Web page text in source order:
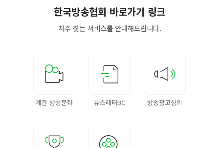
한국방송협회 바로가기 링크
자주 찾는 서비스를안내해드립니다.
계간 방송문화 뉴스레터BC 방송광고심의